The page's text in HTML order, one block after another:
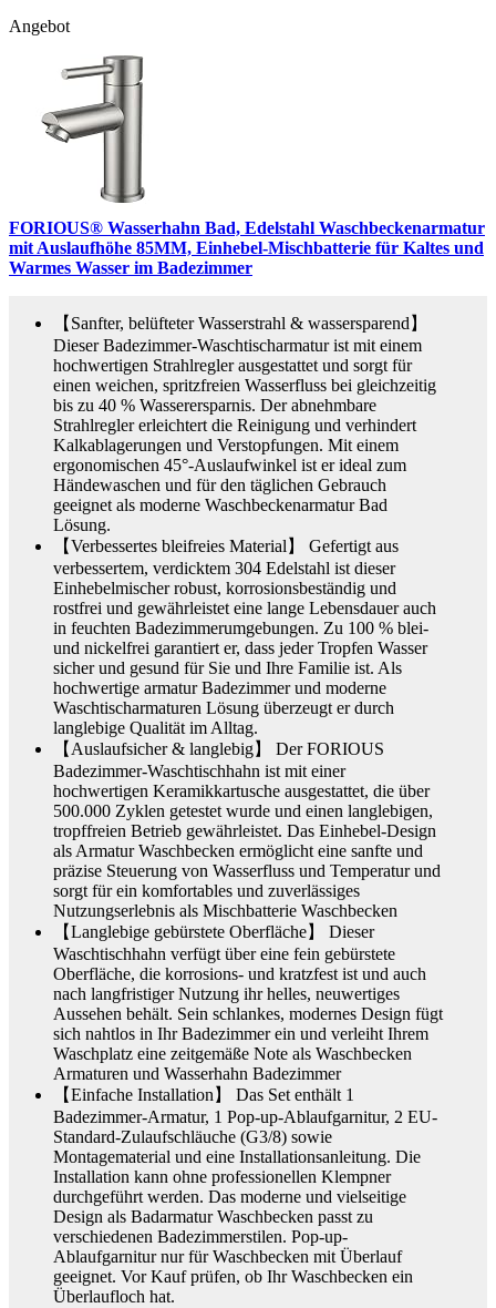
Angebot
FORIOUS® Wasserhahn Bad, Edelstahl Waschbeckenarmatur
mit Auslaufhöhe 85MM, Einhebel-Mischbatterie für Kaltes und
Warmes Wasser im Badezimmer
【Sanfter, belüfteter Wasserstrahl & wassersparend】
Dieser Badezimmer-Waschtischarmatur ist mit einem
hochwertigen Strahlregler ausgestattet und sorgt für
einen weichen, spritzfreien Wasserfluss bei gleichzeitig
bis zu 40 % Wasserersparnis. Der abnehmbare
Strahlregler erleichtert die Reinigung und verhindert
Kalkablagerungen und Verstopfungen. Mit einem
ergonomischen 45°-Auslaufwinkel ist er ideal zum
Händewaschen und für den täglichen Gebrauch
geeignet als moderne Waschbeckenarmatur Bad
Lösung.
【Verbessertes bleifreies Material】 Gefertigt aus
verbessertem, verdicktem 304 Edelstahl ist dieser
Einhebelmischer robust, korrosionsbeständig und
rostfrei und gewährleistet eine lange Lebensdauer auch
in feuchten Badezimmerumgebungen. Zu 100 % blei-
und nickelfrei garantiert er, dass jeder Tropfen Wasser
sicher und gesund für Sie und Ihre Familie ist. Als
hochwertige armatur Badezimmer und moderne
Waschtischarmaturen Lösung überzeugt er durch
langlebige Qualität im Alltag.
【Auslaufsicher & langlebig】 Der FORIOUS
Badezimmer-Waschtischhahn ist mit einer
hochwertigen Keramikkartusche ausgestattet, die über
500.000 Zyklen getestet wurde und einen langlebigen,
tropffreien Betrieb gewährleistet. Das Einhebel-Design
als Armatur Waschbecken ermöglicht eine sanfte und
präzise Steuerung von Wasserfluss und Temperatur und
sorgt für ein komfortables und zuverlässiges
Nutzungserlebnis als Mischbatterie Waschbecken
【Langlebige gebürstete Oberfläche】 Dieser
Waschtischhahn verfügt über eine fein gebürstete
Oberfläche, die korrosions- und kratzfest ist und auch
nach langfristiger Nutzung ihr helles, neuwertiges
Aussehen behält. Sein schlankes, modernes Design fügt
sich nahtlos in Ihr Badezimmer ein und verleiht Ihrem
Waschplatz eine zeitgemäße Note als Waschbecken
Armaturen und Wasserhahn Badezimmer
【Einfache Installation】 Das Set enthält 1
Badezimmer-Armatur, 1 Pop-up-Ablaufgarnitur, 2 EU-
Standard-Zulaufschläuche (G3/8) sowie
Montagematerial und eine Installationsanleitung. Die
Installation kann ohne professionellen Klempner
durchgeführt werden. Das moderne und vielseitige
Design als Badarmatur Waschbecken passt zu
verschiedenen Badezimmerstilen. Pop-up-
Ablaufgarnitur nur für Waschbecken mit Überlauf
geeignet. Vor Kauf prüfen, ob Ihr Waschbecken ein
Überlaufloch hat.